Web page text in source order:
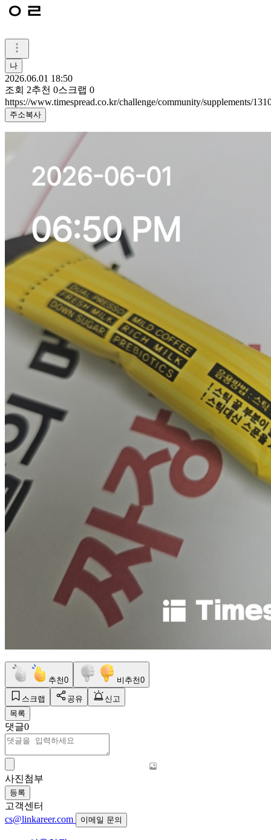
ㅇㄹ
나
2026.06.01 18:50
조회 2추천 0스크랩 0
https://www.timespread.co.kr/challenge/community/supplements/
주소복사
추천0 비추천0
스크랩 공유
신고
목록
댓글0
사진첨부
등록
고객센터
cs@linkareer.com
이메일 문의